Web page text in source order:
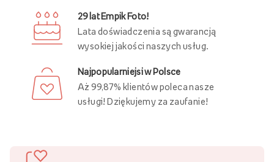
29 lat Empik Foto!
Lata doświadczenia są gwarancją
wysokiej jakości naszych usług.
Najpopularniejsi w Polsce
Aż 99,87% klientów poleca nasze
usługi! Dziękujemy za zaufanie!